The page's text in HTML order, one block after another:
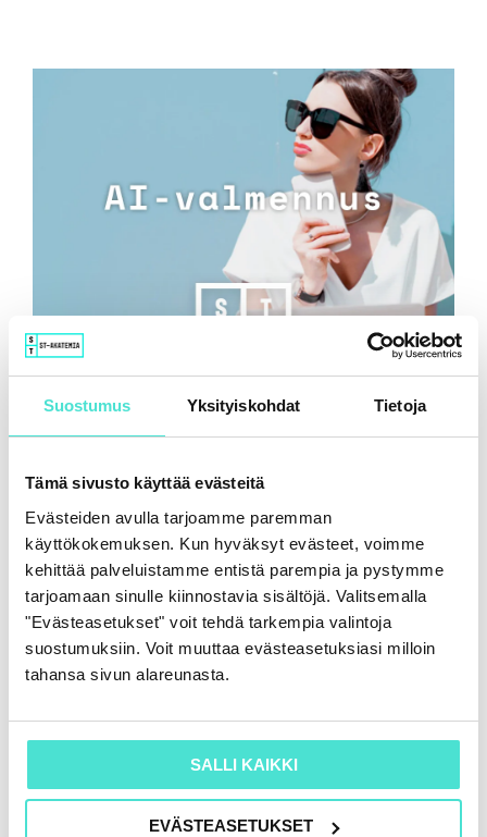
Suostumus Yksityiskohdat Tietoja
Tämä sivusto käyttää evästeitä
Evästeiden avulla tarjoamme paremman
käyttökokemuksen. Kun hyväksyt evästeet, voimme
kehittää palveluistamme entistä parempia ja pystymme
tarjoamaan sinulle kiinnostavia sisältöjä. Valitsemalla
"Evästeasetukset" voit tehdä tarkempia valintoja
suostumuksiin. Voit muuttaa evästeasetuksiasi milloin
tahansa sivun alareunasta.
SALLI KAIKKI
EVÄSTEASETUKSET
luotettavuustaso